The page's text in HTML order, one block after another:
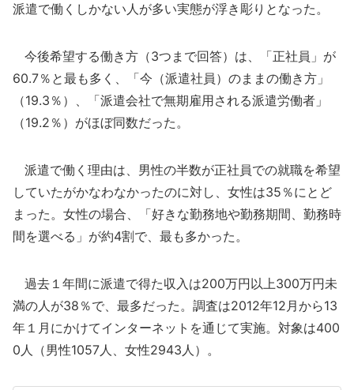
派遣で働くしかない人が多い実態が浮き彫りとなった。
今後希望する働き方（3つまで回答）は、「正社員」が
60.7％と最も多く、「今（派遣社員）のままの働き方」
（19.3％）、「派遣会社で無期雇用される派遣労働者」
（19.2％）がほぼ同数だった。
派遣で働く理由は、男性の半数が正社員での就職を希望
していたがかなわなかったのに対し、女性は35％にとど
まった。女性の場合、「好きな勤務地や勤務期間、勤務時
間を選べる」が約4割で、最も多かった。
過去１年間に派遣で得た収入は200万円以上300万円未
満の人が38％で、最多だった。調査は2012年12月から13
年１月にかけてインターネットを通じて実施。対象は400
0人（男性1057人、女性2943人）。